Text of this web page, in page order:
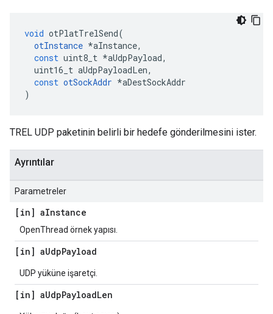
void otPlatTrelSend(
otInstance *aInstance,
const uint8_t *aUdpPayload,
uint16_t aUdpPayloadLen,
const otSockAddr *aDestSockAddr
)
TREL UDP paketinin belirli bir hedefe gönderilmesini ister.
Ayrıntılar
Parametreler
[in] aInstance
OpenThread örnek yapısı.
[in] aUdpPayload
UDP yüküne işaretçi.
[in] aUdpPayloadLen